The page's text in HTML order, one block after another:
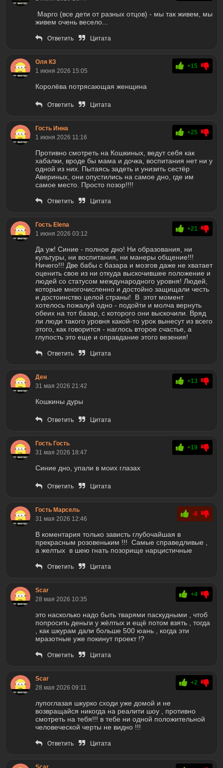
Марго (все дети от разных отцов) - мы так живем, мы
живем очень весело...
Ответить Цитата
Оля КЗ
1 июня 2026 15:05
+15
Королёва потрясающая женщина
Ответить Цитата
Гость Инна
1 июня 2026 11:16
+25
Противно смотреть на Кошкиных, ведут себя как
хабалки, вроде бы мама и дочка, воспитания нет ни у
одной из них. Пытаясь задеть и унизить сестёр
Авериных, они опустились на самое дно, где им
самое место. Просто позор!!!!
Ответить Цитата
Гость Elena
1 июня 2026 03:12
+21
Да уж! Синие - полное дно! Ни образования, ни
культуры, ни воспитания, ни манеры общение!!!
Ничего!!! Две бабы с базара и мозгов даже не хватает
оценить свое из ни откуда выскочившее положение и
людей со статусом международного уровня! Людей,
которые многочисленно и достойно защищали честь
и достоинство целой страны! В этот момент
хотелось пожалуй одно - подойти и молча вернуть
обеих на тот базар, с которого они выскочили. Вряд
ли люди такого уровня какой-то урок вынесут из всего
этого, как говорится - наглось второе счастье, а
глупость это еще и оправдание этого везения!
Ответить Цитата
Ден
31 мая 2026 21:42
+13
Кошкины дуры
Ответить Цитата
Гость Гость
31 мая 2026 18:47
+19
Синие дно, упали в моих глазах
Ответить Цитата
Гость Марсель
31 мая 2026 12:46
-8
В коментария только зависть глубочайшая в
прекрасным розовеньким !!! Самые справедливые ,
а желтых в шею гнать позорище нарцистичные
Ответить Цитата
Scar
28 мая 2026 10:35
+4
это насколько надо быть тварями паскудными , чтоб
попросить деньги у жёлтых и ещё потом взять , тогда
, как шкурам дали больше 500 юань , когда эти
мразотные уже покинут проект !?
Ответить Цитата
Scar
28 мая 2026 09:11
+2
лупоглазая шкурко сходи уже домой и не
возвращайся никогда на реалити шоу , противно
смотреть на тебя!!! в тебе ни одной положительной
человеческой черты не видно !!!
Ответить Цитата